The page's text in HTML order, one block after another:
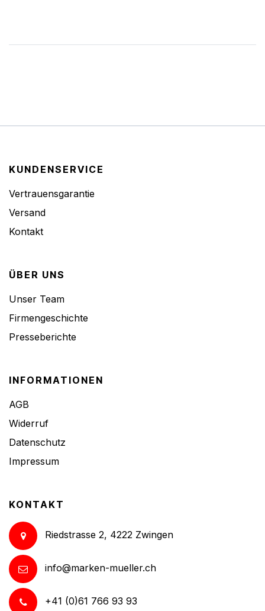
KUNDENSERVICE
Vertrauensgarantie
Versand
Kontakt
ÜBER UNS
Unser Team
Firmengeschichte
Presseberichte
INFORMATIONEN
AGB
Widerruf
Datenschutz
Impressum
KONTAKT
Riedstrasse 2, 4222 Zwingen
info@marken-mueller.ch
+41 (0)61 766 93 93